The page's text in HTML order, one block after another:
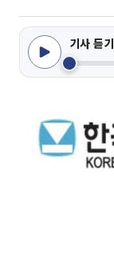
기사 듣기